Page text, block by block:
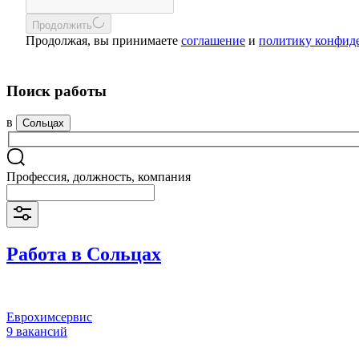
Продолжить
Продолжая, вы принимаете соглашение и политику
Поиск работы
в Сольцах
Профессия, должность, компания
Работа в Сольцах
Еврохимсервис
9 вакансий